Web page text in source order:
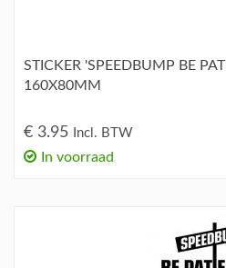
STICKER 'SPEEDBUMP BE
160X80MM
€ 3.95 Incl. BTW
In voorraad